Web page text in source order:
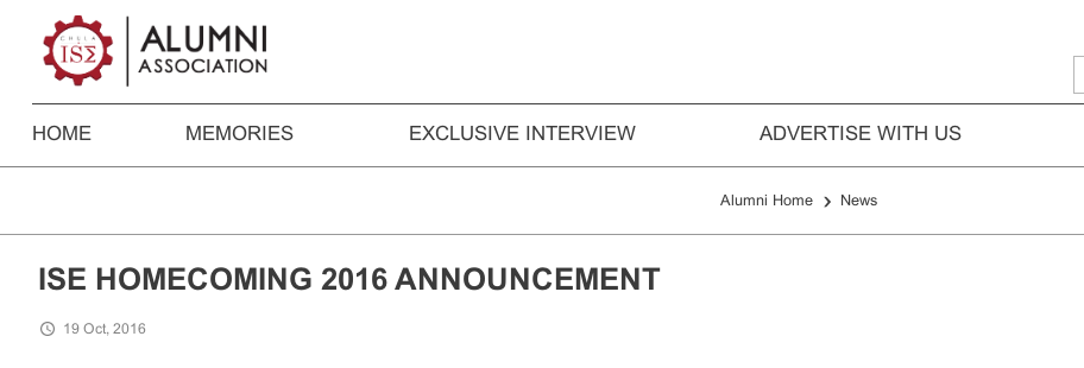
HOME MEMORIES EXCLUSIVE INTERVIEW ADVERTISE WITH US
Alumni Home › News
ISE HOMECOMING 2016 ANNOUNCEMENT
19 Oct, 2016